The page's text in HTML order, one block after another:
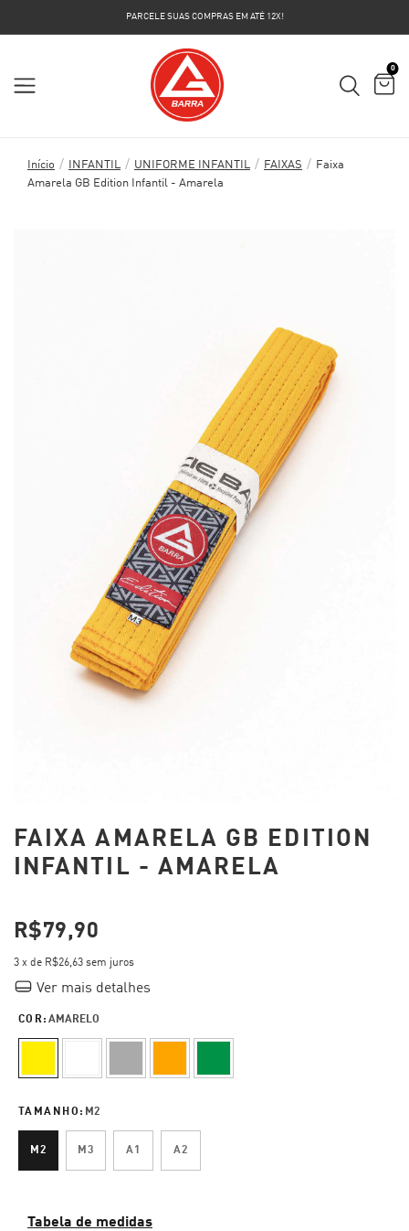
PARCELE SUAS COMPRAS EM ATÉ 12X!
0
Início / INFANTIL / UNIFORME INFANTIL / FAIXAS /
Faixa
Amarela GB Edition Infantil - Amarela
FAIXA AMARELA GB EDITION
INFANTIL - AMARELA
R$79,90
3 x de R$26,63 sem juros
Ver mais detalhes
COR: AMARELO
TAMANHO: M2
M2 M3 A1 A2
Tabela de medidas